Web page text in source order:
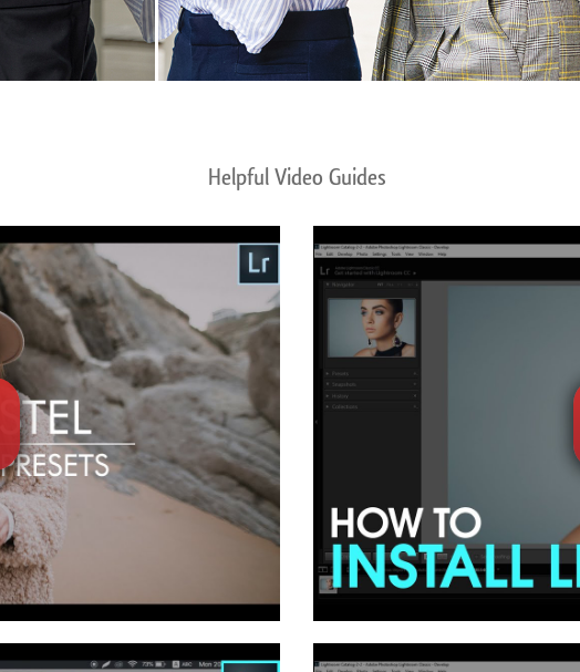
Helpful Video Guides